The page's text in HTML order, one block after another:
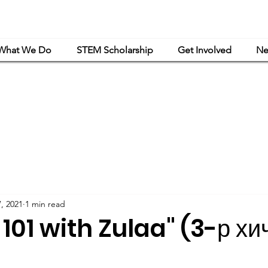
We Do STEM Scholarship Get Involved
with Zulaa" (3-р
2021 1 min read